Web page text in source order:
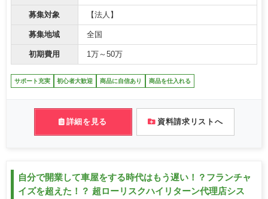
募集対象 【法人】
募集地域 全国
初期費用 1万～50万
サポート充実 初心者大歓迎 商品に自信あり 商品を仕入れる
詳細を見る 資料請求リストへ
自分で開業して車屋をする時代はもう遅い！？フランチャ
イズを超えた！？ 超ローリスクハイリターン代理店シス